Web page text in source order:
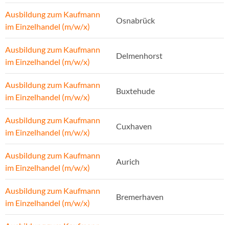
Ausbildung zum Kaufmann
im Einzelhandel (m/w/x)
Osnabrück
Ausbildung zum Kaufmann
im Einzelhandel (m/w/x)
Delmenhorst
Ausbildung zum Kaufmann
im Einzelhandel (m/w/x)
Buxtehude
Ausbildung zum Kaufmann
im Einzelhandel (m/w/x)
Cuxhaven
Ausbildung zum Kaufmann
im Einzelhandel (m/w/x)
Aurich
Ausbildung zum Kaufmann
im Einzelhandel (m/w/x)
Bremerhaven